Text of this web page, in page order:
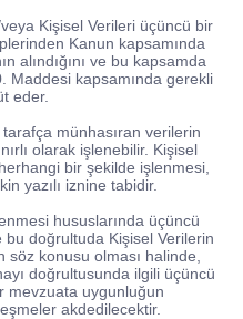
Kişisel Verileri üçüncü bir
Kanun kapsamında
alındığını ve bu kapsamda
Maddesi kapsamında gerekli
eder.
tarafça münhasıran verilerin
olarak işlenebilir. Kişisel
bir şekilde işlenmesi,
yazılı iznine tabidir.
hususlarında üçüncü
bu doğrultuda Kişisel Verilerin
söz konusu olması halinde,
doğrultusunda ilgili üçüncü
mevzuata uygunluğun
akdedilecektir.